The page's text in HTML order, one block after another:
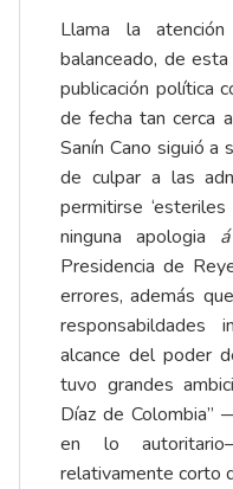
Llama la
balanceado, de
publicación política
de fecha tan cerca
Sanín Cano siguió
de culpar a las
permitirse ‘esteriles
ninguna apologia
Presidencia de
errores, además
alcance del poder
tuvo grandes
Díaz de Colombia”
en lo
relativamente corto